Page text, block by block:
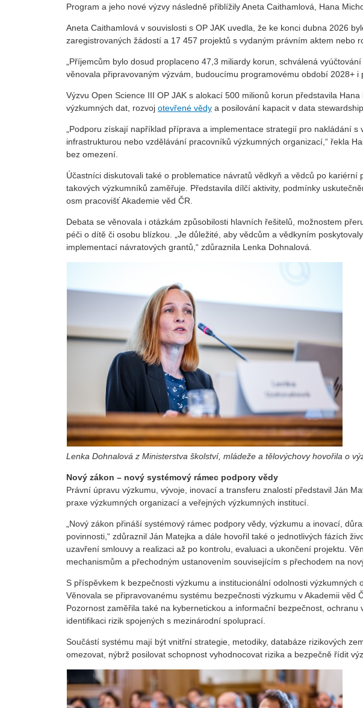
Program a jeho nové výzvy následně přiblížily Aneta Caithamlová, Hana
Aneta Caithamlová v souvislosti s OP JAK uvedla, že ke konci dubna 2026
zaregistrovaných žádostí a 17 457 projektů s vydaným právním aktem nebo
„Příjemcům bylo dosud proplaceno 47,3 miliardy korun, schválená
věnovala připravovaným výzvám, budoucímu programovému období 2028+
Výzvu Open Science III OP JAK s alokací 500 milionů korun představila
výzkumných dat, rozvoj otevřené vědy a posilování kapacit v data
„Podporu získají například příprava a implementace strategií pro nakládání
infrastrukturou nebo vzdělávání pracovníků výzkumných organizací,“ řekla
bez omezení.
Účastníci diskutovali také o problematice návratů vědkyň a vědců po
takových výzkumníků zaměřuje. Představila dílčí aktivity, podmínky
osm pracovišť Akademie věd ČR.
Debata se věnovala i otázkám způsobilosti hlavních řešitelů, možnostem
péči o dítě či osobu blízkou. „Je důležité, aby vědcům a vědkyním
implementací návratových grantů,“ zdůraznila Lenka Dohnalová.
Lenka Dohnalová z Ministerstva školství, mládeže a tělovýchovy hovořila o
Nový zákon – nový systémový rámec podpory vědy
Právní úpravu výzkumu, vývoje, inovací a transferu znalostí představil Ján
praxe výzkumných organizací a veřejných výzkumných institucí.
„Nový zákon přináší systémový rámec podpory vědy, výzkumu a inovací,
povinnosti,“ zdůraznil Ján Matejka a dále hovořil také o jednotlivých fázích
uzavření smlouvy a realizaci až po kontrolu, evaluaci a ukončení projektu.
mechanismům a přechodným ustanovením souvisejícím s přechodem na
S příspěvkem k bezpečnosti výzkumu a institucionální odolnosti
Věnovala se připravovanému systému bezpečnosti výzkumu v Akademii
Pozornost zaměřila také na kybernetickou a informační bezpečnost,
identifikaci rizik spojených s mezinárodní spoluprací.
Součástí systému mají být vnitřní strategie, metodiky, databáze rizikových
omezovat, nýbrž posilovat schopnost vyhodnocovat rizika a bezpečně řídit